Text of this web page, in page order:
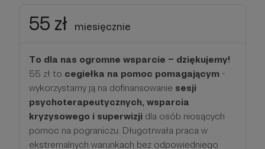
55 zł miesięcznie
To dla nas ogromne wsparcie – dziękujemy!
55 zł to cegiełka na pomoc pomagającym -
wykorzystamy ją na dofinansowanie sesji
psychoterapeutycznych, wsparcia
kryzysowego i superwizji dla osób niosących
pomoc na pograniczu. Długotrwała praca w
ekstremalnych warunkach bez odpowiedniego